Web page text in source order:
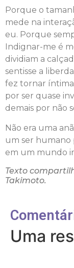
Porque o
mede na
eu. Porque
Indignar-me é
dividiam a
sentisse a
fez tornar íntima
por ser quase
demais por não
Não era uma
um ser
em um mundo
Texto
Takimoto.
Uma